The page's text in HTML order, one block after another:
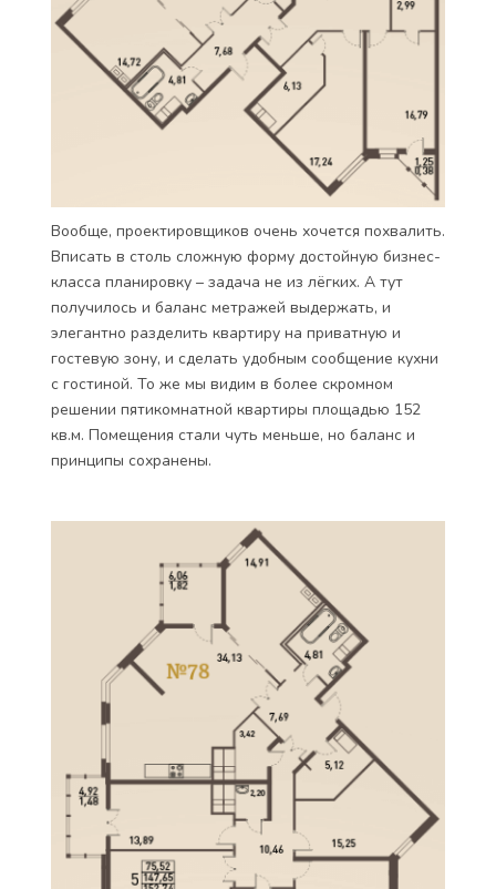
Вообще, проектировщиков очень хочется похвалить.
Вписать в столь сложную форму достойную бизнес-
класса планировку – задача не из лёгких. А тут
получилось и баланс метражей выдержать, и
элегантно разделить квартиру на приватную и
гостевую зону, и сделать удобным сообщение кухни
с гостиной. То же мы видим в более скромном
решении пятикомнатной квартиры площадью 152
кв.м. Помещения стали чуть меньше, но баланс и
принципы сохранены.